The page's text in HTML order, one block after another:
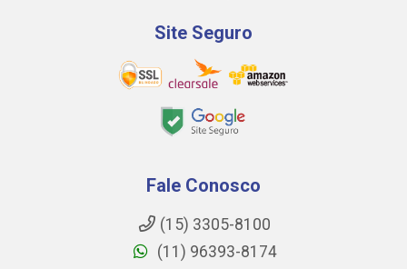
Site Seguro
Fale Conosco
(15) 3305-8100
(11) 96393-8174